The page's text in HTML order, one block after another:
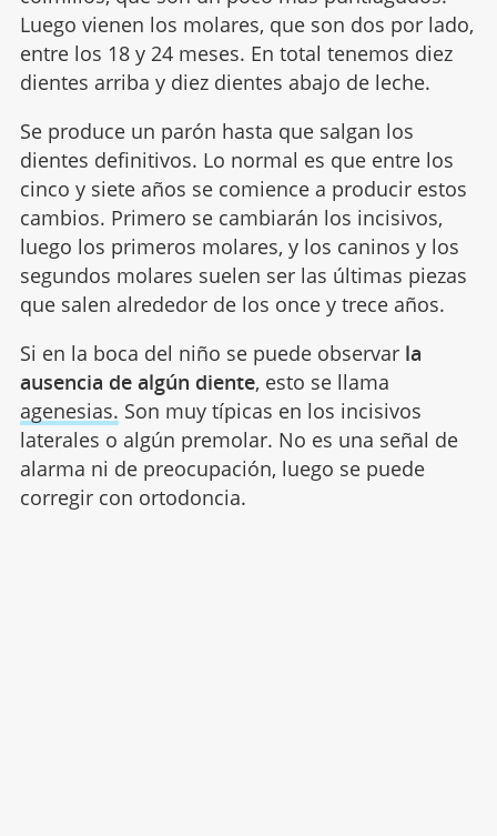
Luego vienen los molares, que son dos por lado,
entre los 18 y 24 meses. En total tenemos diez
dientes arriba y diez dientes abajo de leche.
Se produce un parón hasta que salgan los
dientes definitivos. Lo normal es que entre los
cinco y siete años se comience a producir estos
cambios. Primero se cambiarán los incisivos,
luego los primeros molares, y los caninos y los
segundos molares suelen ser las últimas piezas
que salen alrededor de los once y trece años.
Si en la boca del niño se puede observar la
ausencia de algún diente, esto se llama
agenesias. Son muy típicas en los incisivos
laterales o algún premolar. No es una señal de
alarma ni de preocupación, luego se puede
corregir con ortodoncia.